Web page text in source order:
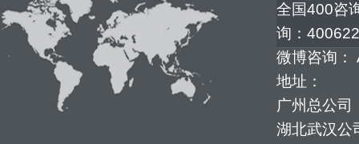
全国400咨
询：
微博咨询：
地址：
广州总公
湖北武汉公